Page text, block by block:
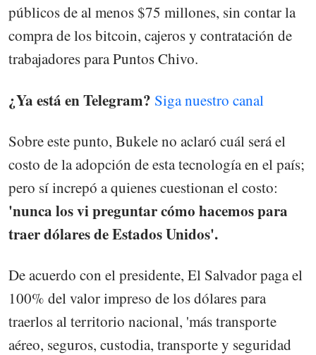
públicos de al menos $75 millones, sin contar la
compra de los bitcoin, cajeros y contratación de
trabajadores para Puntos Chivo.
¿Ya está en Telegram? Siga nuestro canal
Sobre este punto, Bukele no aclaró cuál será el
costo de la adopción de esta tecnología en el país;
pero sí increpó a quienes cuestionan el costo:
'nunca los vi preguntar cómo hacemos para
traer dólares de Estados Unidos'.
De acuerdo con el presidente, El Salvador paga el
100% del valor impreso de los dólares para
traerlos al territorio nacional, 'más transporte
aéreo, seguros, custodia, transporte y seguridad